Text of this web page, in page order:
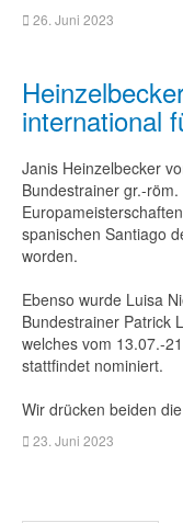
26. Juni 2023
international
Janis Heinzelbecker
Bundestrainer gr.-
spanischen Santiago
worden.
Ebenso wurde Luisa
Bundestrainer Patrick
welches vom 13.07.-
stattfindet nominiert.
Wir drücken beiden
23. Juni 2023